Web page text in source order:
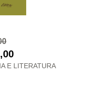
E LITERATURA